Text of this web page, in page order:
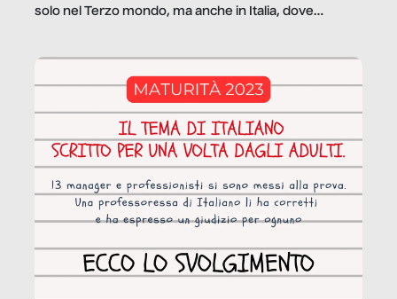
solo nel Terzo mondo, ma anche in Italia, dove